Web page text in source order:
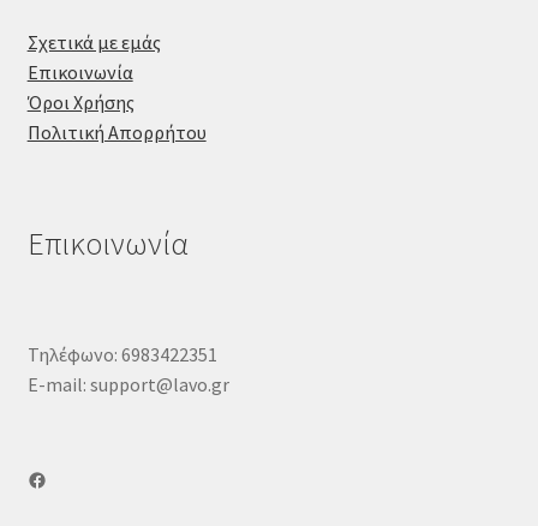
Σχετικά με εμάς
Επικοινωνία
Όροι Χρήσης
Πολιτική Απορρήτου
Επικοινωνία
Τηλέφωνο: 6983422351
E-mail: support@lavo.gr
Facebook